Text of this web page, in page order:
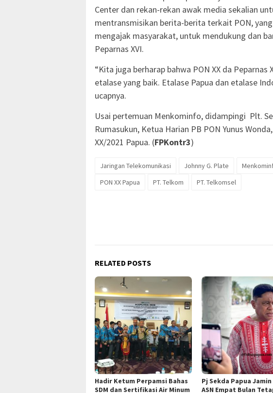
Center dan rekan-rekan awak media sekalian
mentransmisikan berita-berita terkait PON,
mengajak masyarakat, untuk mendukung dan
Peparnas XVI.
“Kita juga berharap bahwa PON XX da Peparnas
etalase yang baik. Etalase Papua dan etalase
ucapnya.
Usai pertemuan Menkominfo, didampingi Plt.
Rumasukun, Ketua Harian PB PON Yunus
XX/2021 Papua. (FPKontr3)
Jaringan Telekomunikasi Johnny G. Plate
PON XX Papua
PT. Telkom PT. Telkomsel
RELATED POSTS
Hadir Ketum Perpamsi Bahas
SDM dan Sertifikasi Air Minum
Pj Sekda Papua Jamin
ASN Empat Bulan